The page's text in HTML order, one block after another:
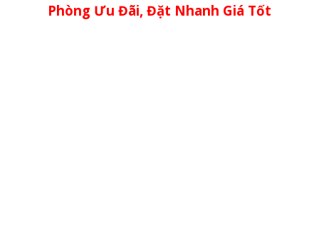
Phòng Ưu Đãi, Đặt Nhanh Giá Tốt